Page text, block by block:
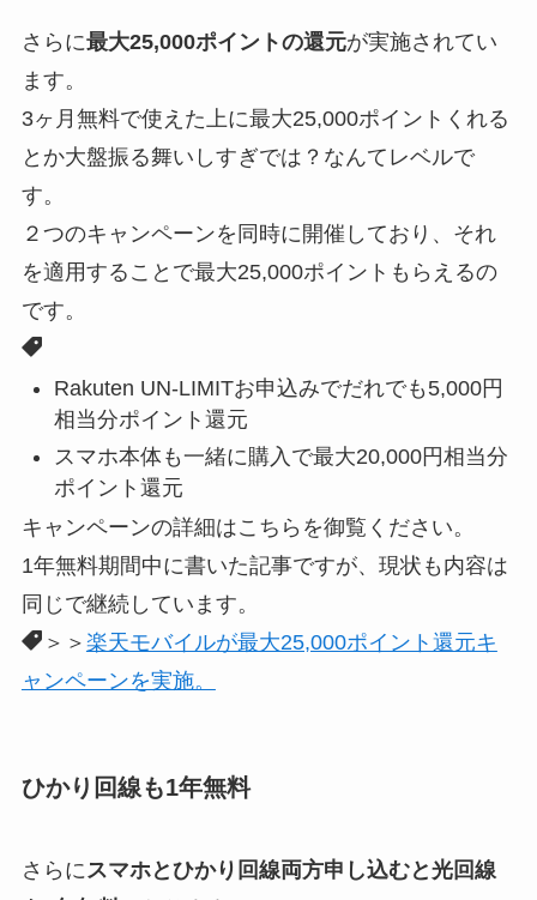
さらに最大25,000ポイントの還元が実施されてい
ます。
3ヶ月無料で使えた上に最大25,000ポイントくれる
とか大盤振る舞いしすぎでは？なんてレベルで
す。
２つのキャンペーンを同時に開催しており、それ
を適用することで最大25,000ポイントもらえるの
です。
Rakuten UN-LIMITお申込みでだれでも5,000円
相当分ポイント還元
スマホ本体も一緒に購入で最大20,000円相当分
ポイント還元
キャンペーンの詳細はこちらを御覧ください。
1年無料期間中に書いた記事ですが、現状も内容は
同じで継続しています。
＞＞ 楽天モバイルが最大25,000ポイント還元キ
ャンペーンを実施。
ひかり回線も1年無料
さらに スマホとひかり回線両方申し込むと光回線